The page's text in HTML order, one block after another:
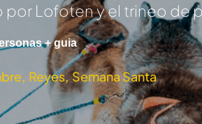
por Lofoten y el trineo de
+ guia
Reyes Semana Santa